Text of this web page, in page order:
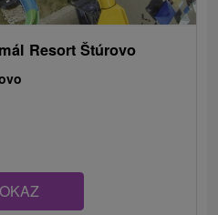
Resort Štúrovo